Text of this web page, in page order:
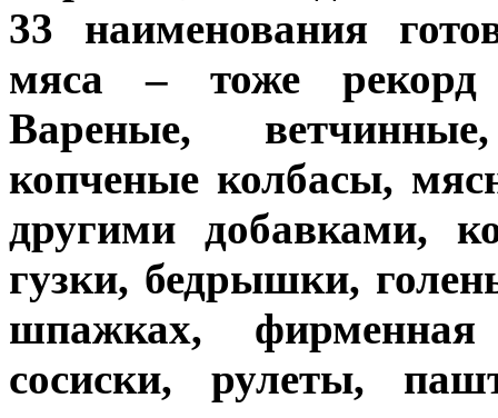
33 наименования
мяса – тоже
Вареные,
копченые колбасы,
другими добавками,
гузки, бедрышки,
шпажках, фирменная
сосиски, рулеты,